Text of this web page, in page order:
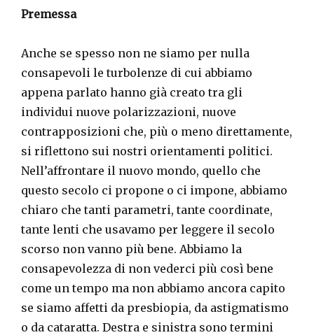
Premessa
Anche se spesso non ne siamo per nulla
consapevoli le turbolenze di cui abbiamo
appena parlato hanno già creato tra gli
individui nuove polarizzazioni, nuove
contrapposizioni che, più o meno direttamente,
si riflettono sui nostri orientamenti politici.
Nell’affrontare il nuovo mondo, quello che
questo secolo ci propone o ci impone, abbiamo
chiaro che tanti parametri, tante coordinate,
tante lenti che usavamo per leggere il secolo
scorso non vanno più bene. Abbiamo la
consapevolezza di non vederci più così bene
come un tempo ma non abbiamo ancora capito
se siamo affetti da presbiopia, da astigmatismo
o da cataratta. Destra e sinistra sono termini